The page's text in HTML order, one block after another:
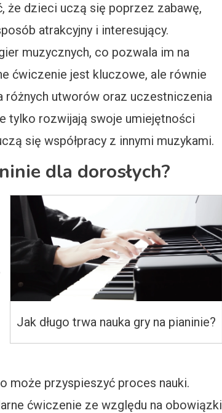
że dzieci uczą się poprzez zabawę,
atrakcyjny i interesujący.
muzycznych, co pozwala im na
ćwiczenie jest kluczowe, ale równie
utworów oraz uczestniczenia
tylko rozwijają swoje umiejętności
się współpracy z innymi muzykami.
dla dorosłych?
Jak długo trwa nauka gry na pianinie?
może przyspieszyć proces nauki.
ćwiczenie ze względu na obowiązki